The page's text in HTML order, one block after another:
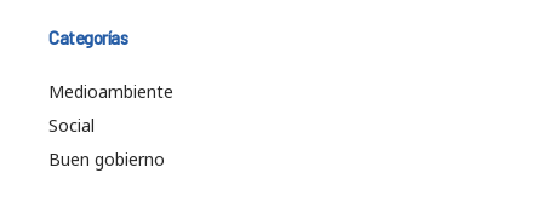
Categorías
Medioambiente
Social
Buen gobierno